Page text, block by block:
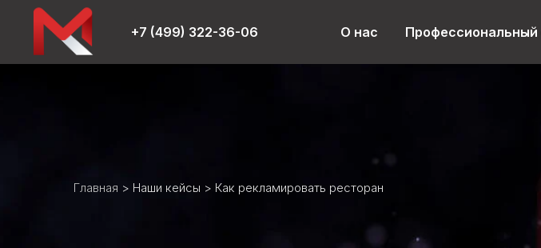
+7 (499) 322-36-06 О нас Профессиональный
Главная > Наши кейсы > Как рекламировать ресторан